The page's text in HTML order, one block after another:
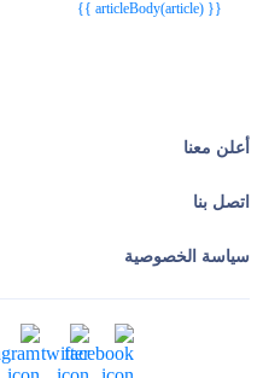
{{ articleBody(article) }}
أعلن معنا
اتصل بنا
سياسة الخصوصية